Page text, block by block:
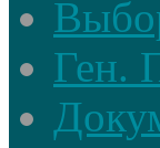
Ген.